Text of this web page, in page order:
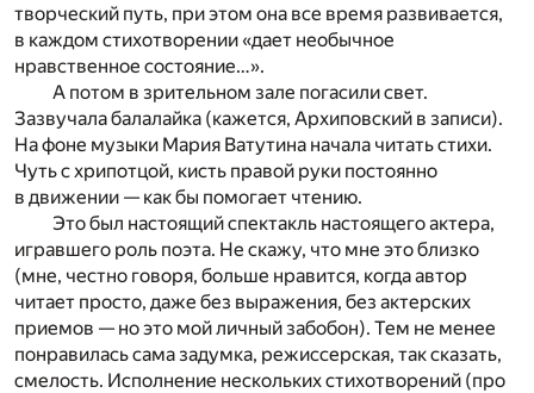
творческий путь, при этом она все время развивается,
в каждом стихотворении «дает необычное
нравственное состояние…».
А потом в зрительном зале погасили свет.
Зазвучала балалайка (кажется, Архиповский в записи).
На фоне музыки Мария Ватутина начала читать стихи.
Чуть с хрипотцой, кисть правой руки постоянно
в движении — как бы помогает чтению.
Это был настоящий спектакль настоящего актера,
игравшего роль поэта. Не скажу, что мне это близко
(мне, честно говоря, больше нравится, когда автор
читает просто, даже без выражения, без актерских
приемов — но это мой личный забобон). Тем не менее
понравилась сама задумка, режиссерская, так сказать,
смелость. Исполнение нескольких стихотворений (про